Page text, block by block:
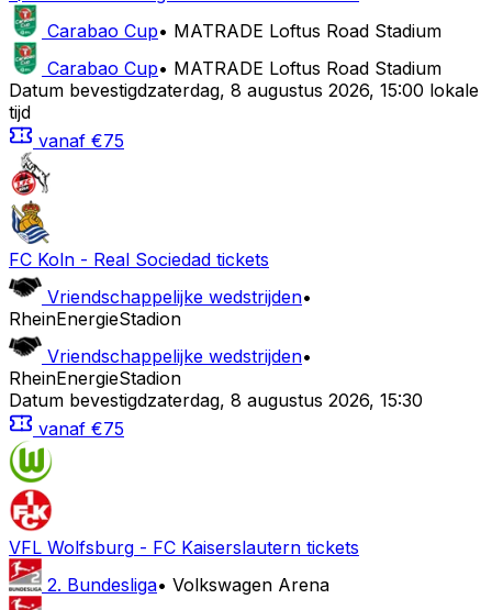
Carabao Cup• MATRADE Loftus Road Stadium
Carabao Cup• MATRADE Loftus Road Stadium
Datum bevestigdzaterdag, 8 augustus 2026, 15:00 lokale
tijd
vanaf €75
FC Koln - Real Sociedad tickets
Vriendschappelijke wedstrijden•
RheinEnergieStadion
Vriendschappelijke wedstrijden•
RheinEnergieStadion
Datum bevestigdzaterdag, 8 augustus 2026, 15:30
vanaf €75
VFL Wolfsburg - FC Kaiserslautern tickets
2. Bundesliga• Volkswagen Arena